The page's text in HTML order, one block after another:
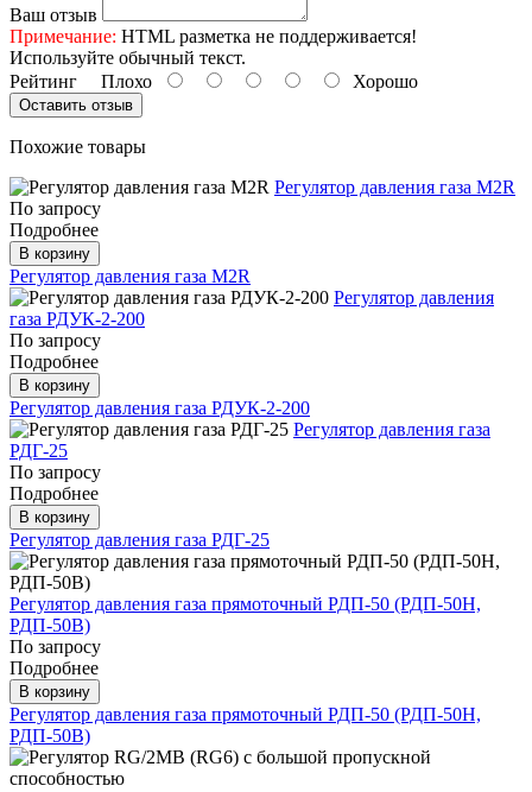
Ваш отзыв
Примечание: HTML разметка не поддерживается!
Используйте обычный текст.
Рейтинг Плохо Хорошо
Оставить отзыв
Похожие товары
Регулятор давления газа M2R
По запросу
Подробнее
В корзину
Регулятор давления газа M2R
Регулятор давления
газа РДУК-2-200
По запросу
Подробнее
В корзину
Регулятор давления газа РДУК-2-200
Регулятор давления газа
РДГ-25
По запросу
Подробнее
В корзину
Регулятор давления газа РДГ-25
Регулятор давления газа прямоточный РДП-50 (РДП-50Н,
РДП-50В)
По запросу
Подробнее
В корзину
Регулятор давления газа прямоточный РДП-50 (РДП-50Н,
РДП-50В)